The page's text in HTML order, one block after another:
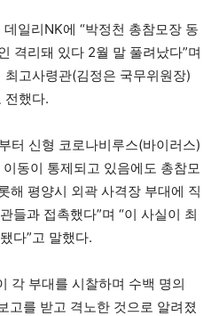
일리NK에 “박정천 총참모장 동
격리돼 있다 2월 말 풀려났다”며
고사령관(김정은 국무위원장)
전했다.
터 신형 코로나비루스(바이러스)
동이 통제되고 있음에도 총참모
해 평양시 외곽 사격장 부대에 직
들과 접촉했다”며 “이 사실이 최
다”고 말했다.
각 부대를 시찰하며 수백 명의
고를 받고 격노한 것으로 알려졌